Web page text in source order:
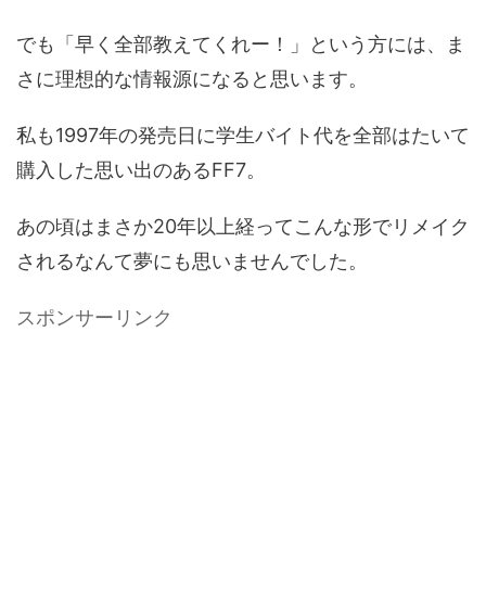
でも「早く全部教えてくれー！」という方には、ま
さに理想的な情報源になると思います。
私も1997年の発売日に学生バイト代を全部はたいて
購入した思い出のあるFF7。
あの頃はまさか20年以上経ってこんな形でリメイク
されるなんて夢にも思いませんでした。
スポンサーリンク